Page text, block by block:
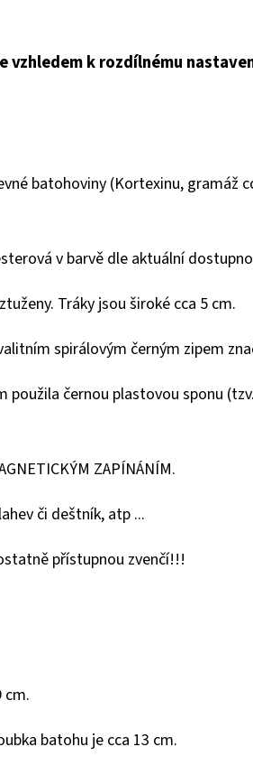
vzhledem k rozdílnému
batohoviny (Kortexinu, gramáž
v barvě dle aktuální
Tráky jsou široké cca 5 cm.
spirálovým černým zipem
použila černou plastovou sponu
ZAPÍNÁNÍM.
či deštník, atp ...
přístupnou zvenčí!!!
cm.
batohu je cca 13 cm.